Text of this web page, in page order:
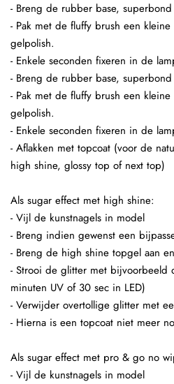
- Breng de rubber base,
- Pak met de fluffy brush een
gelpolish.
- Enkele seconden fixeren in de
- Breng de rubber base,
- Pak met de fluffy brush een
gelpolish.
- Enkele seconden fixeren in de
- Aflakken met topcoat (voor de
high shine, glossy top of next top)
Als sugar effect met high shine:
- Vijl de kunstnagels in model
- Breng indien gewenst een
- Breng de high shine topgel aan
- Strooi de glitter met bijvoorbeeld
minuten UV of 30 sec in LED)
- Verwijder overtollige glitter met
- Hierna is een topcoat niet meer
Als sugar effect met pro & go no
- Vijl de kunstnagels in model